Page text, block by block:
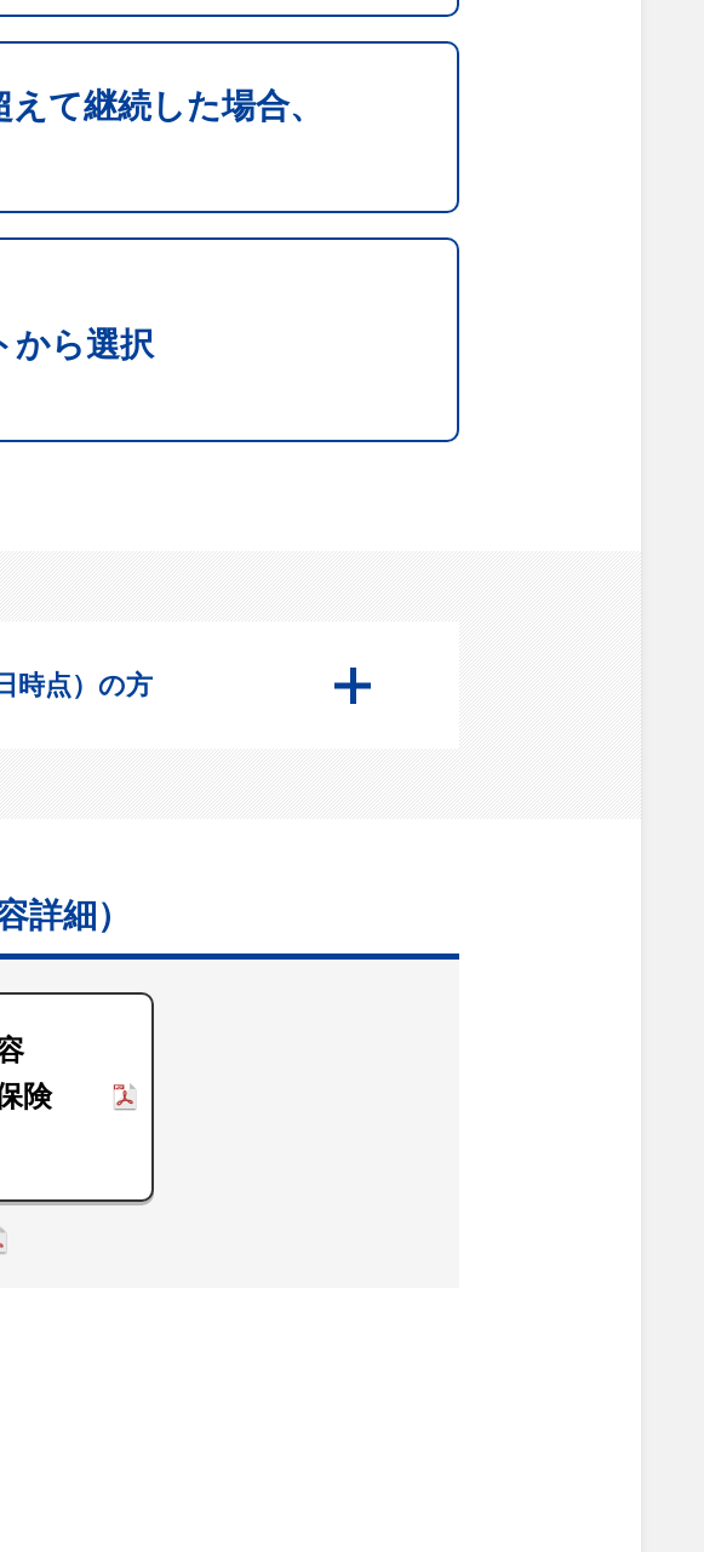
て継続した場合、
から選択
時点）の方
詳細）
険